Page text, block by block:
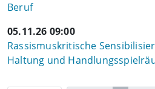
Beruf
05.11.26 09:00
Rassismuskritische
Haltung und